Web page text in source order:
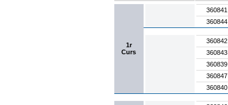
1r
Curs
360841
360844
360842
360843
360839
360847
360840